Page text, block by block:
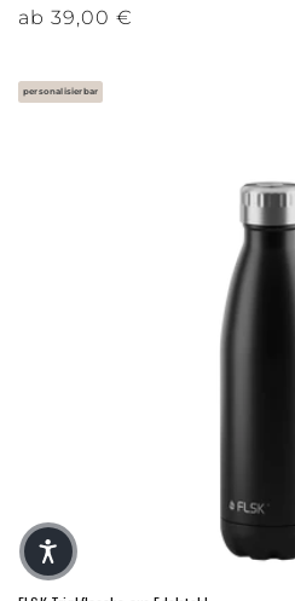
Normaler Preis
ab 39,00 €
personalisierbar